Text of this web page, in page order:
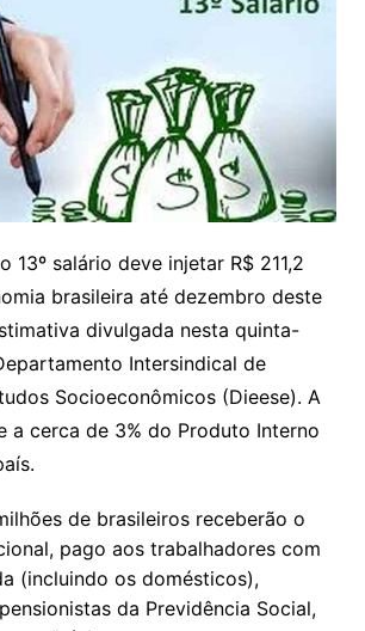
13º salário deve injetar R$ 211,2
brasileira até dezembro deste
divulgada nesta quinta-
Intersindical de
Socioeconômicos (Dieese). A
a cerca de 3% do Produto Interno
de brasileiros receberão o
pago aos trabalhadores com
(incluindo os domésticos),
da Previdência Social,